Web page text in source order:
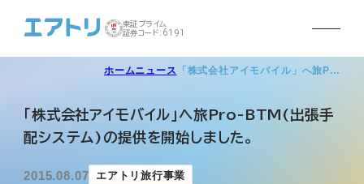
東証プライム
証券コード:6191
ホームニュース 「株式会社アイモバイル」へ旅P…
「株式会社アイモバイル」へ旅Pro-BTM(出張手
配システム)の提供を開始しました。
2015.08.07 エアトリ旅行事業